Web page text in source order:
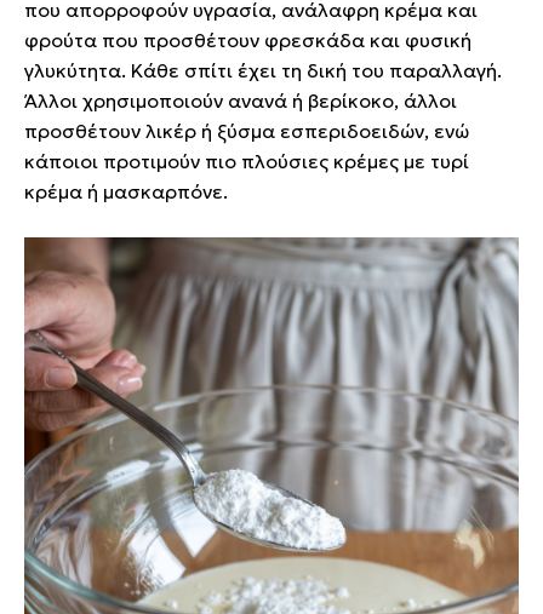
που απορροφούν υγρασία, ανάλαφρη κρέμα και
φρούτα που προσθέτουν φρεσκάδα και φυσική
γλυκύτητα. Κάθε σπίτι έχει τη δική του παραλλαγή.
Άλλοι χρησιμοποιούν ανανά ή βερίκοκο, άλλοι
προσθέτουν λικέρ ή ξύσμα εσπεριδοειδών, ενώ
κάποιοι προτιμούν πιο πλούσιες κρέμες με τυρί
κρέμα ή μασκαρπόνε.